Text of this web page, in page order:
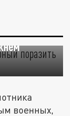
военных,